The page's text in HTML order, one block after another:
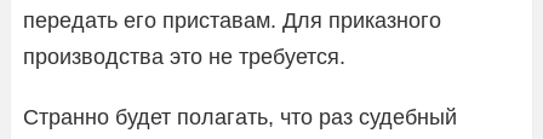
передать его приставам. Для приказного
производства это не требуется.
Странно будет полагать, что раз судебный